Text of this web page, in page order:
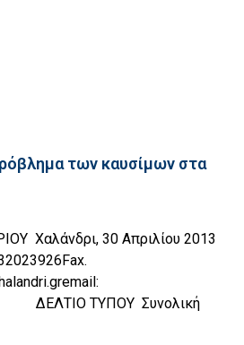
των καυσίμων στα
30 Απριλίου 2013
ΔΕΛΤΙΟ ΤΥΠΟΥ Συνολική